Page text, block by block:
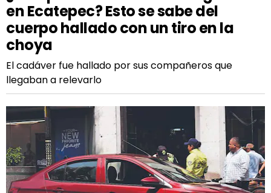
en Ecatepec? Esto se sabe del
cuerpo hallado con un tiro en la
choya
El cadáver fue hallado por sus compañeros que
llegaban a relevarlo